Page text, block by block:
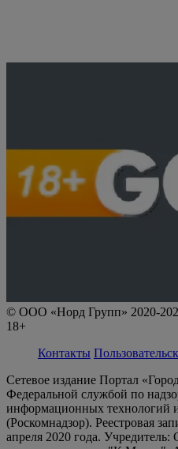
© ООО «Норд Групп» 2020-
18+
Контакты
Сетевое издание Портал
Федеральной службой по
информационных технологий
(Роскомнадзор). Реестровая
апреля 2020 года.